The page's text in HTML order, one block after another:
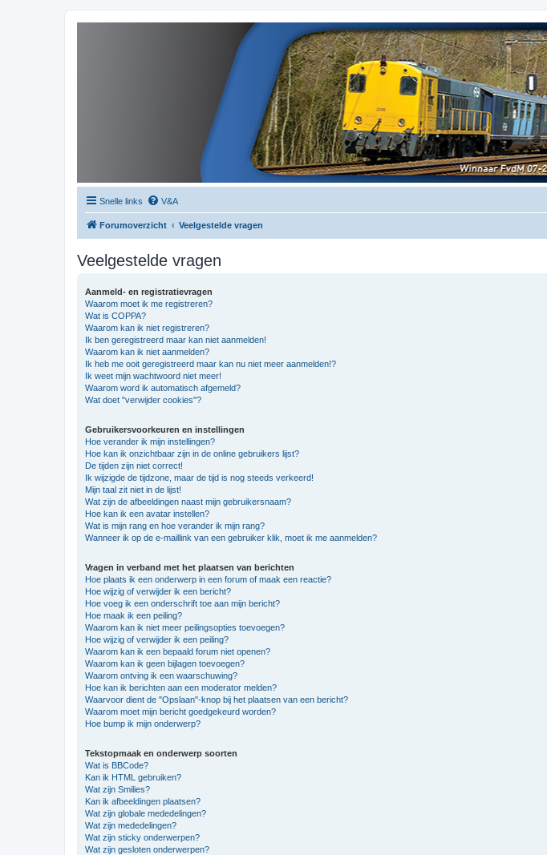
Snelle links V&A
Forumoverzicht Veelgestelde vragen
Veelgestelde vragen
Aanmeld- en registratievragen
Waarom moet ik me registreren?
Wat is COPPA?
Waarom kan ik niet registreren?
Ik ben geregistreerd maar kan niet aanmelden!
Waarom kan ik niet aanmelden?
Ik heb me ooit geregistreerd maar kan nu niet meer aanmelden!?
Ik weet mijn wachtwoord niet meer!
Waarom word ik automatisch afgemeld?
Wat doet "verwijder cookies"?
Gebruikersvoorkeuren en instellingen
Hoe verander ik mijn instellingen?
Hoe kan ik onzichtbaar zijn in de online gebruikers lijst?
De tijden zijn niet correct!
Ik wijzigde de tijdzone, maar de tijd is nog steeds verkeerd!
Mijn taal zit niet in de lijst!
Wat zijn de afbeeldingen naast mijn gebruikersnaam?
Hoe kan ik een avatar instellen?
Wat is mijn rang en hoe verander ik mijn rang?
Wanneer ik op de e-maillink van een gebruiker klik, moet ik me aanmelden?
Vragen in verband met het plaatsen van berichten
Hoe plaats ik een onderwerp in een forum of maak een reactie?
Hoe wijzig of verwijder ik een bericht?
Hoe voeg ik een onderschrift toe aan mijn bericht?
Hoe maak ik een peiling?
Waarom kan ik niet meer peilingsopties toevoegen?
Hoe wijzig of verwijder ik een peiling?
Waarom kan ik een bepaald forum niet openen?
Waarom kan ik geen bijlagen toevoegen?
Waarom ontving ik een waarschuwing?
Hoe kan ik berichten aan een moderator melden?
Waarvoor dient de "Opslaan"-knop bij het plaatsen van een bericht?
Waarom moet mijn bericht goedgekeurd worden?
Hoe bump ik mijn onderwerp?
Tekstopmaak en onderwerp soorten
Wat is BBCode?
Kan ik HTML gebruiken?
Wat zijn Smilies?
Kan ik afbeeldingen plaatsen?
Wat zijn globale mededelingen?
Wat zijn mededelingen?
Wat zijn sticky onderwerpen?
Wat zijn gesloten onderwerpen?